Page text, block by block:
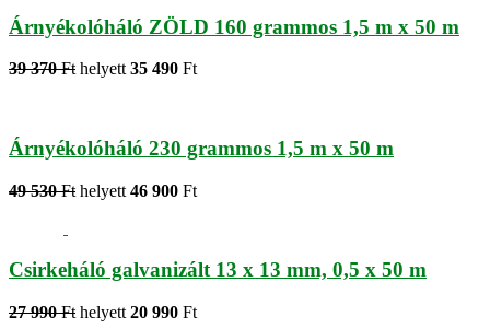
Árnyékolóháló ZÖLD 160 grammos 1,5 m x 50 m
39 370 Ft helyett 35 490 Ft
Árnyékolóháló 230 grammos 1,5 m x 50 m
49 530 Ft helyett 46 900 Ft
Csirkeháló galvanizált 13 x 13 mm, 0,5 x 50 m
27 990 Ft helyett 20 990 Ft